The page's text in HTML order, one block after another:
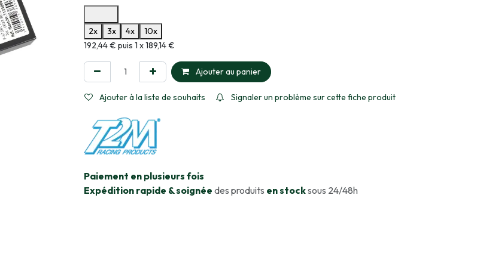
2x
3x 4x
10x
Informations sur le plan de paiement sélectionné
192,44 € puis 1 x 189,14 €
Ajouter au panier
Ajouter à la liste de souhaits Signaler un problème sur cette fiche produit
​Paiement en plusieurs fois
Expédition rapide & soignée des produits en stocksous 24/48h